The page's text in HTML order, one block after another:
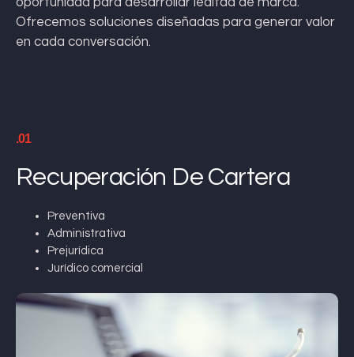
Ofrecemos soluciones diseñadas para generar valor
en cada conversación.
.01
Recuperación De Cartera
Preventiva
Administrativa
Prejurídica
Jurídico comercial